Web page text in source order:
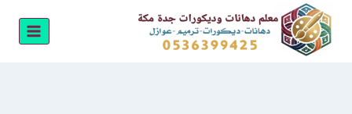
التجاوز
المحتوى